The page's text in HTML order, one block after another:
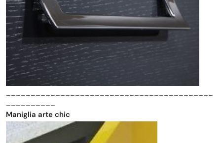
__________________________________________
__________
Maniglia arte chic